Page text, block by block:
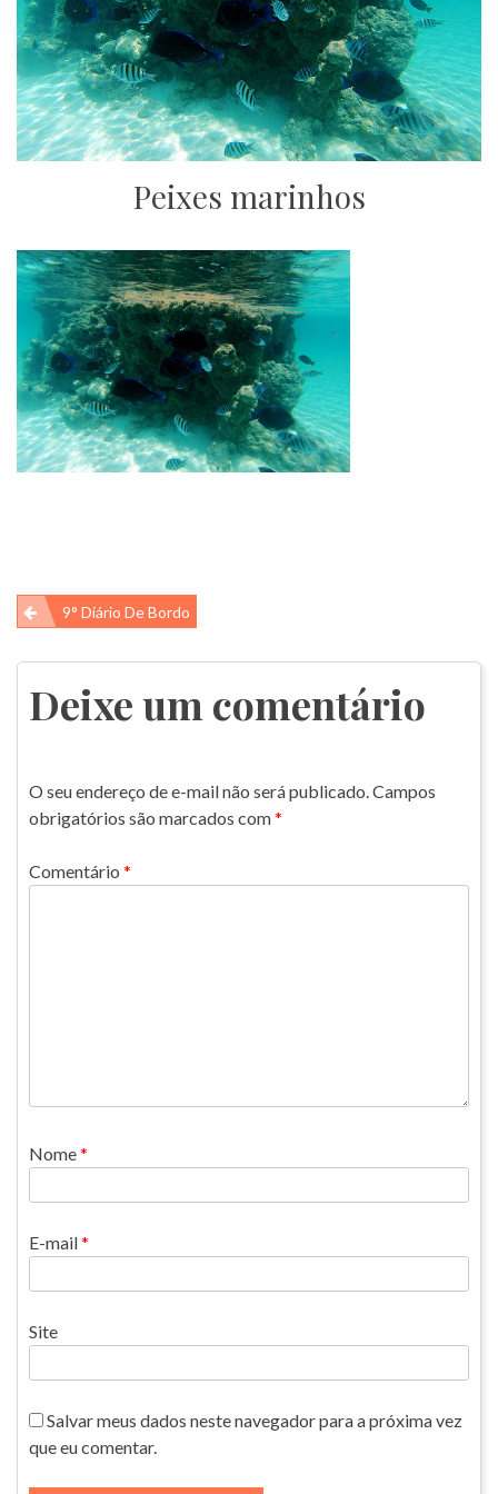
Peixes marinhos
Navegação
de
Post
9° Diário De Bordo
Deixe um comentário
O seu endereço de e-mail não será publicado.Campos
obrigatórios são marcados com*
Comentário *
Nome*
E-mail*
Site
Salvar meus dados neste navegador para a próxima vez
que eu comentar.